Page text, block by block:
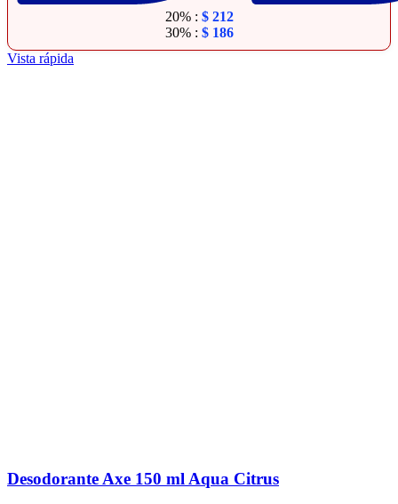
20% : $212
30% : $186
Vista rápida
Desodorante Axe 150 ml Aqua Citrus